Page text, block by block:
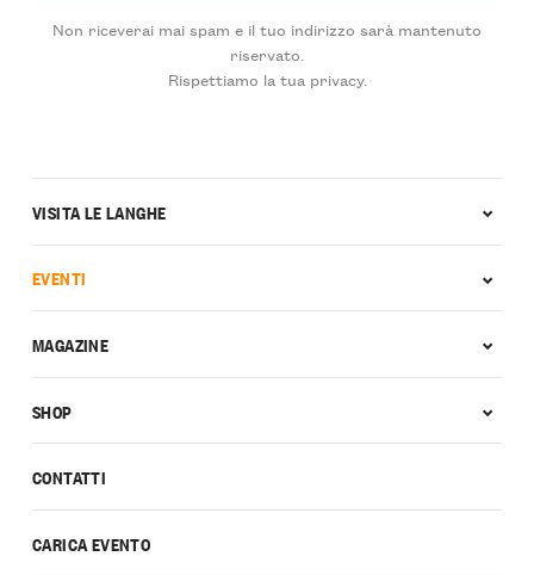
Non riceverai mai spam e il tuo indirizzo sarà mantenuto
riservato.
Rispettiamo la tua privacy.
CONTATTI
CARICA EVENTO
VISITA LE LANGHE
EVENTI
MAGAZINE
SHOP